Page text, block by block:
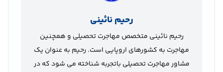
رحیم نائینی
رحیم نائینی متخصص مهاجرت تحصیلی و همچنین
مهاجرت به کشورهای اروپایی است. رحیم به عنوان یک
مشاور مهاجرت تحصیلی باتجربه شناخته می شود که در